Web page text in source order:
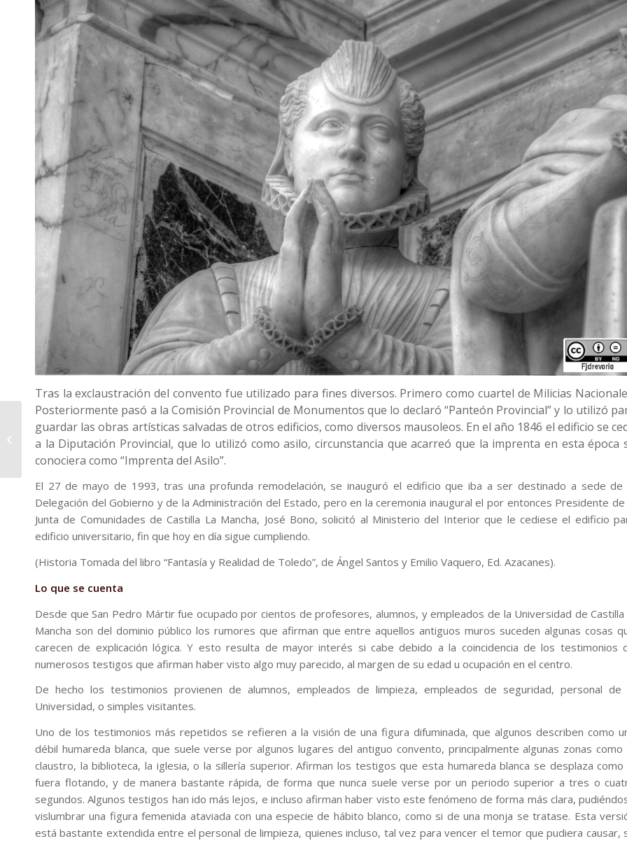
Tras la exclaustración del convento fue utilizado para fines diversos. Primero como cuartel de Milicias
Posteriormente pasó a la Comisión Provincial de Monumentos que lo declaró “Panteón Provincial” y lo utilizó
guardar las obras artísticas salvadas de otros edificios, como diversos mausoleos. En el año 1846 el edificio se
a la Diputación Provincial, que lo utilizó como asilo, circunstancia que acarreó que la imprenta en esta época
conociera como “Imprenta del Asilo”.
El 27 de mayo de 1993, tras una profunda remodelación, se inauguró el edificio que iba a ser destinado a sede de
Delegación del Gobierno y de la Administración del Estado, pero en la ceremonia inaugural el por entonces Presidente de
Junta de Comunidades de Castilla La Mancha, José Bono, solicitó al Ministerio del Interior que le cediese el edificio
edificio universitario, fin que hoy en día sigue cumpliendo.
(Historia Tomada del libro “Fantasía y Realidad de Toledo”, de Ángel Santos y Emilio Vaquero, Ed. Azacanes).
Lo que se cuenta
Desde que San Pedro Mártir fue ocupado por cientos de profesores, alumnos, y empleados de la Universidad de Castilla
Mancha son del dominio público los rumores que afirman que entre aquellos antiguos muros suceden algunas cosas
carecen de explicación lógica. Y esto resulta de mayor interés si cabe debido a la coincidencia de los testimonios
numerosos testigos que afirman haber visto algo muy parecido, al margen de su edad u ocupación en el centro.
De hecho los testimonios provienen de alumnos, empleados de limpieza, empleados de seguridad, personal de
Universidad, o simples visitantes.
Uno de los testimonios más repetidos se refieren a la visión de una figura difuminada, que algunos describen como
débil humareda blanca, que suele verse por algunos lugares del antiguo convento, principalmente algunas zonas como
claustro, la biblioteca, la iglesia, o la sillería superior. Afirman los testigos que esta humareda blanca se desplaza como
fuera flotando, y de manera bastante rápida, de forma que nunca suele verse por un periodo superior a tres o
segundos. Algunos testigos han ido más lejos, e incluso afirman haber visto este fenómeno de forma más clara,
vislumbrar una figura femenida ataviada con una especie de hábito blanco, como si de una monja se tratase. Esta
está bastante extendida entre el personal de limpieza, quienes incluso, tal vez para vencer el temor que pudiera causar,
El Hospital de Tavera